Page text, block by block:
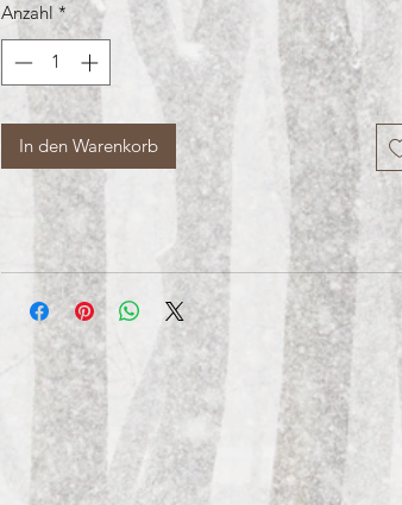
Anzahl *
In den Warenkorb